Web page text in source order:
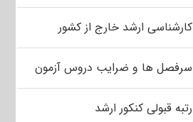
کارشناسی ارشد خارج از کشور
سرفصل ها و ضرایب دروس آزمون
رتبه قبولی کنکور ارشد